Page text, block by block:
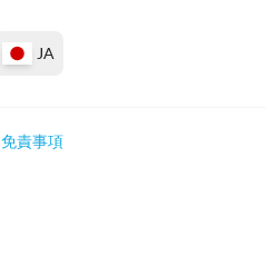
JA
免責事項